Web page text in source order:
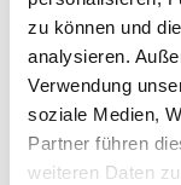
zu können und
analysieren.
Verwendung
soziale Medien,
Partner führen
weiteren Daten
Plane, wo du
Winkel des
willst, mit